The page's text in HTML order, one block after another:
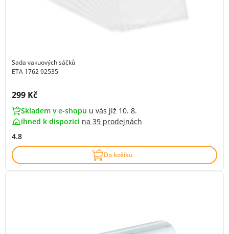
Sada vakuových sáčků
ETA 1762 92535
Cena s DPH:
299 Kč
Skladem v e-shopu u vás již 10. 8.
ihned k dispozici na 39 prodejnách
4.8
Do košíku